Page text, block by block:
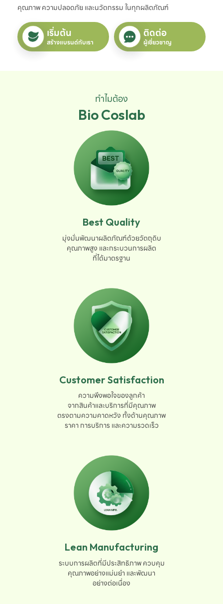
คุณภาพ ความปลอดภัย และนวัตกรรม ในทุกผลิตภัณฑ์
เริ่มต้น
สร้างแบรนด์กับเรา
ติดต่อ
ผู้เชี่ยวชาญ
ทำไมต้อง
Bio Coslab
Best Quality
มุ่งมั่นพัฒนาผลิตภัณฑ์ด้วยวัตถุดิบ
คุณภาพสูง และกระบวนการผลิต
ที่ได้มาตรฐาน
Customer Satisfaction
ความพึงพอใจของลูกค้า
จากสินค้าและบริการที่มีคุณภาพ
ตรงตามความคาดหวัง ทั้งด้านคุณภาพ
ราคา การบริการ และความรวดเร็ว
Lean Manufacturing
ระบบการผลิตที่มีประสิทธิภาพ ควบคุม
คุณภาพอย่างแม่นยำ และพัฒนา
อย่างต่อเนื่อง